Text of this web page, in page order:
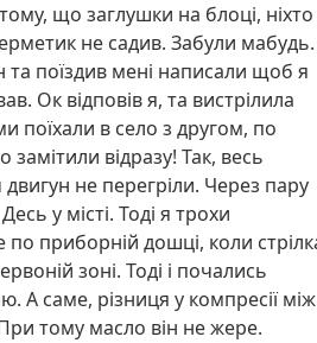
що заглушки на блоці, ніхто
не садив. Забули мабудь.
та поїздив мені написали щоб я
Ок відповів я, та вистрілила
поїхали в село з другом, по
відразу! Так, весь
двигун не перегріли. Через пару
у місті. Тоді я трохи
по приборній дошці, коли
зоні. Тоді і почались
А саме, різниця у компресії між
тому масло він не жере.